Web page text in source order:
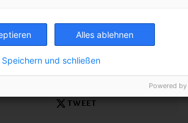
TWEET
Alles ablehnen
Speichern und schließen
Powered by